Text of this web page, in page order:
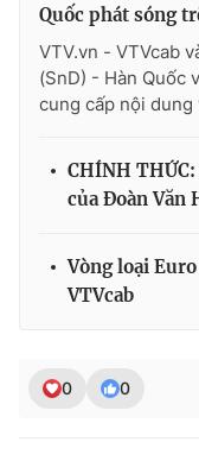
Quốc phát sóng
VTV.vn - VTVcab
(SnD) - Hàn Quốc
cung cấp nội dung
CHÍNH
của Đoàn Văn
Vòng loại
VTVcab
0 0